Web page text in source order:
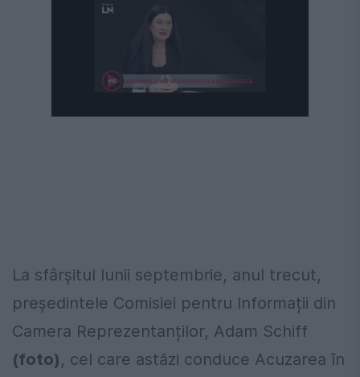
La sfârșitul lunii septembrie, anul trecut,
președintele Comisiei pentru Informații din
Camera Reprezentanților, Adam Schiff
(foto), cel care astăzi conduce Acuzarea în